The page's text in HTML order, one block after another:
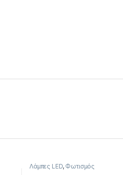
Λάμπες LED, Φωτισμός